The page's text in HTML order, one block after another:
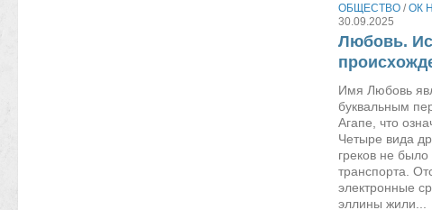
ОБЩЕСТВО /ОК
30.09.2025
Любовь.
Имя Любовь
буквальным
Агапе, что
Четыре вида
греков не было
транспорта.
электронные
эллины жили...